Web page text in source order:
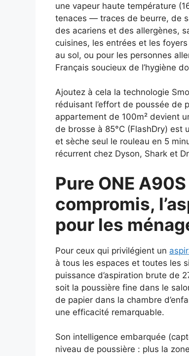
une vapeur haute température
tenaces — traces de beurre, de
des acariens et des allergènes,
cuisines, les entrées et les
au sol, ou pour les personnes
Français soucieux de l’hygiène
Ajoutez à cela la technologie
réduisant l’effort de poussée de
appartement de 100m² devient
de brosse à 85°C (FlashDry) est
et sèche seul le rouleau en 5
récurrent chez Dyson, Shark et
Pure ONE
compromis,
pour les
Pour ceux qui privilégient un
à tous les espaces et toutes les
puissance d’aspiration brute de
soit la poussière fine dans le
de papier dans la chambre
une efficacité remarquable.
Son intelligence embarquée
niveau de poussière : plus la